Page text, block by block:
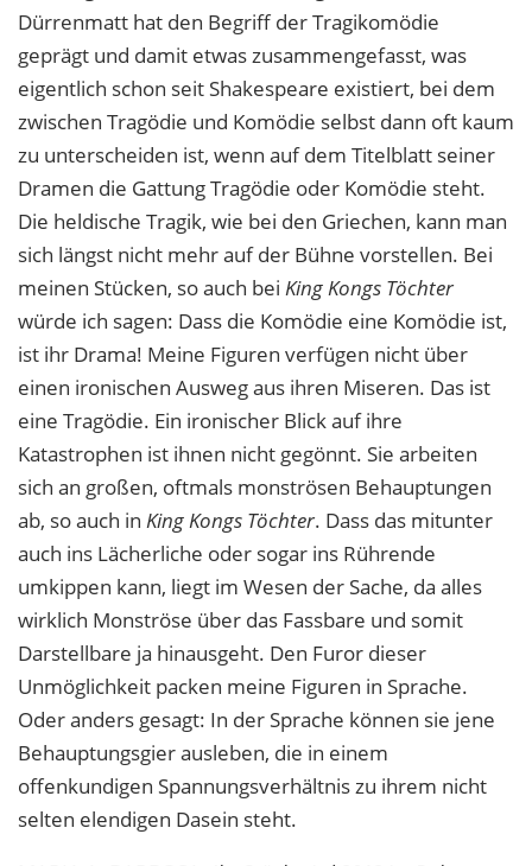
Dürrenmatt hat den Begriff der Tragikomödie
geprägt und damit etwas zusammengefasst, was
eigentlich schon seit Shakespeare existiert, bei dem
zwischen Tragödie und Komödie selbst dann oft kaum
zu unterscheiden ist, wenn auf dem Titelblatt seiner
Dramen die Gattung Tragödie oder Komödie steht.
Die heldische Tragik, wie bei den Griechen, kann man
sich längst nicht mehr auf der Bühne vorstellen. Bei
meinen Stücken, so auch bei King Kongs Töchter
würde ich sagen: Dass die Komödie eine Komödie ist,
ist ihr Drama! Meine Figuren verfügen nicht über
einen ironischen Ausweg aus ihren Miseren. Das ist
eine Tragödie. Ein ironischer Blick auf ihre
Katastrophen ist ihnen nicht gegönnt. Sie arbeiten
sich an großen, oftmals monströsen Behauptungen
ab, so auch in King Kongs Töchter. Dass das mitunter
auch ins Lächerliche oder sogar ins Rührende
umkippen kann, liegt im Wesen der Sache, da alles
wirklich Monströse über das Fassbare und somit
Darstellbare ja hinausgeht. Den Furor dieser
Unmöglichkeit packen meine Figuren in Sprache.
Oder anders gesagt: In der Sprache können sie jene
Behauptungsgier ausleben, die in einem
offenkundigen Spannungsverhältnis zu ihrem nicht
selten elendigen Dasein steht.